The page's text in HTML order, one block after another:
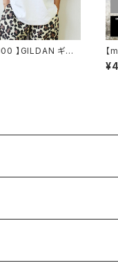
】GILDAN ギル
Ultra Cotton 6.
Sleeve T-Shir
【
t
S /